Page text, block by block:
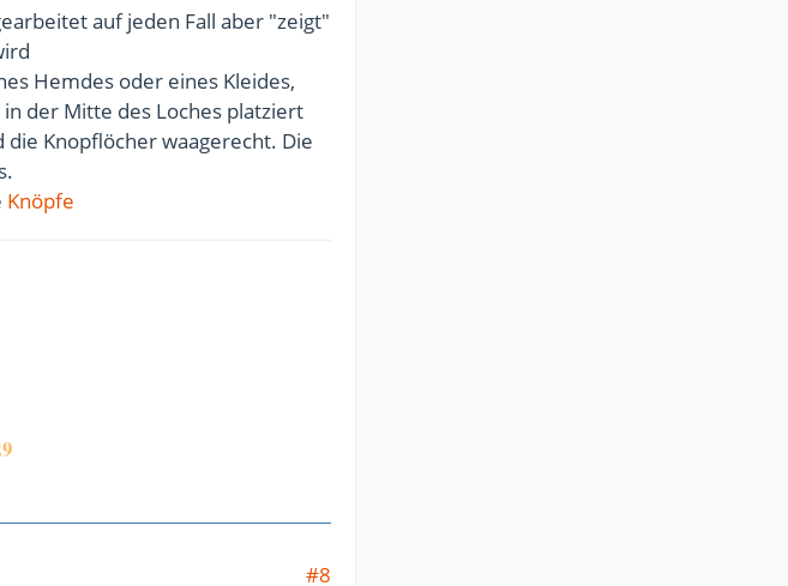
auf jeden Fall aber "zeigt"
Hemdes oder eines Kleides,
in der Mitte des Loches platziert
die Knopflöcher waagerecht. Die
Knöpfe
#8